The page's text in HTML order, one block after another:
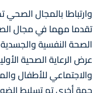
وارتباطا بالمجال
تقدما مهما في مجال
الصحة النفسية والجسدية
عرض الرعاية الصحية
والاجتماعي للأطفال